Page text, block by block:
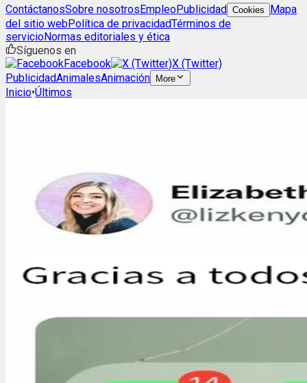
ContáctanosSobre nosotrosEmpleoPublicidad Cookies
Mapa
del sitio webPolítica de privacidadTérminos de
servicioNormas editoriales y ética
Síguenos en
Facebook
X (Twitter)
PublicidadAnimalesAnimación More
Inicio•Últimos